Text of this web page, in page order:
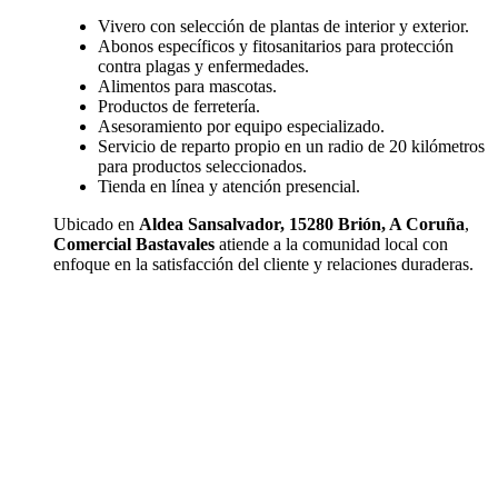
Vivero con selección de plantas de interior y exterior.
Abonos específicos y fitosanitarios para protección
contra plagas y enfermedades.
Alimentos para mascotas.
Productos de ferretería.
Asesoramiento por equipo especializado.
Servicio de reparto propio en un radio de 20 kilómetros
para productos seleccionados.
Tienda en línea y atención presencial.
Ubicado en Aldea Sansalvador, 15280 Brión, A Coruña,
Comercial Bastavales atiende a la comunidad local con
enfoque en la satisfacción del cliente y relaciones duraderas.